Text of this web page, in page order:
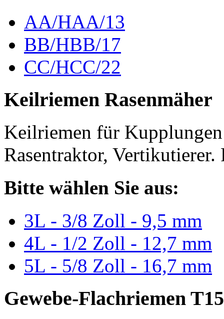
AA/HAA/13
BB/HBB/17
CC/HCC/22
Keilriemen Rasenmäher
Keilriemen für Kupplungen
Rasentraktor,
Bitte wählen Sie aus:
3L - 3/8 Zoll - 9,5 mm
4L - 1/2 Zoll - 12,7 mm
5L - 5/8 Zoll - 16,7 mm
Gewebe-Flachriemen